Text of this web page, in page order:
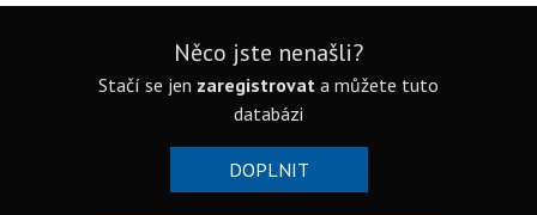
Něco jste nenašli?
Stačí se jen zaregistrovat a můžete tuto
databázi
DOPLNIT